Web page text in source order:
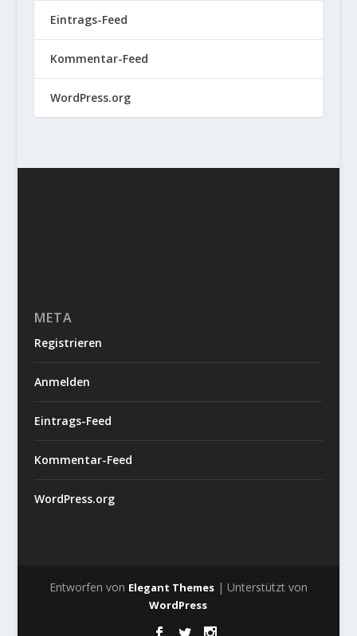
Eintrags-Feed
Kommentar-Feed
WordPress.org
META
Registrieren
Anmelden
Eintrags-Feed
Kommentar-Feed
WordPress.org
Entworfen von Elegant Themes| Unterstützt von
WordPress